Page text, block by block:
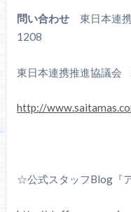
問い合わせ東日本連携
1208
東日本連携推進協議会
http://
☆公式スタッフBlog『